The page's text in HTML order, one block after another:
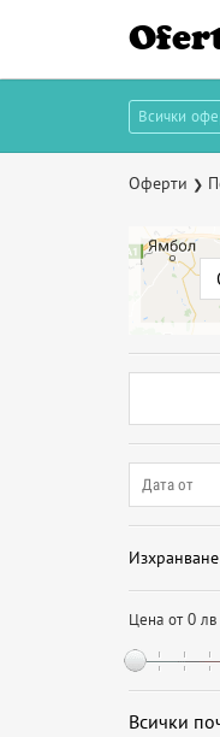
Всички
Оферти ❯
Изхранване
Цена от 0 лв
Всички